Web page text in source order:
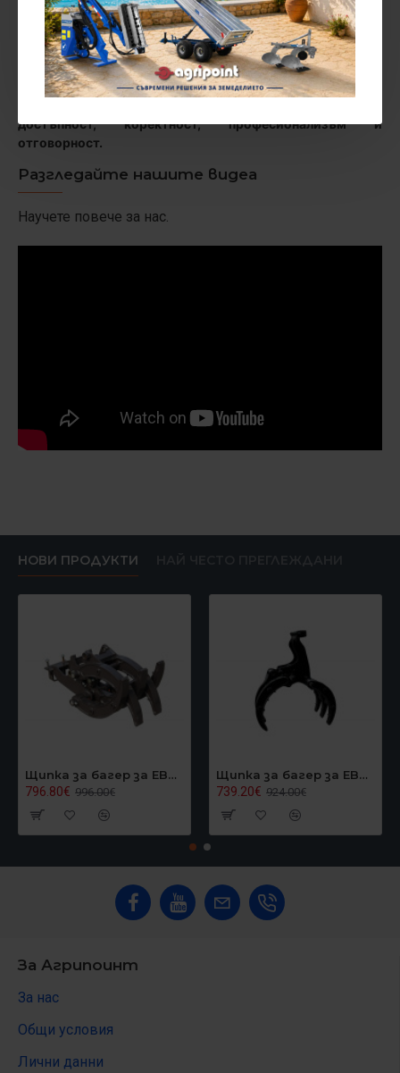
машини. В магазина се предлага единствено земеделска
техника, която е налична в складовете ни в България.
Закупената земеделска техника се изпраща на клиента в
деня на потвърждение на поръчката.
достъпност, коректност, професионализъм и
отговорност.
Разгледайте нашите видеа
Научете повече за нас.
НОВИ ПРОДУКТИ
Щипка за багер за EB40, Graecus EB40GRAPPLER
796.80€ 996.00€
Щипка за багер за EB24/EB27, Graecus EB27GRAPPLER
739.20€ 924.00€
За Агрипоинт
За нас
Общи условия
Лични данни